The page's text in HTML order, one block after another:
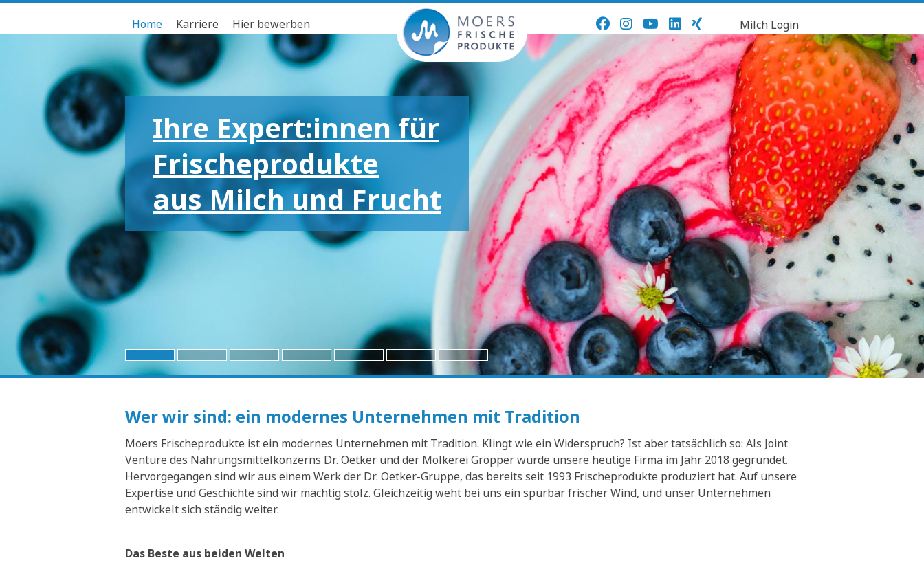
Home Karriere Hier bewerben Milch Login
Ihre Expert:innen für
Frischeprodukte
aus Milch und Frucht
Wer wir sind: ein modernes Unternehmen mit Tradition
Moers Frischeprodukte ist ein modernes Unternehmen mit Tradition. Klingt wie ein Widerspruch? Ist aber tatsächlich so: Als Joint
Venture des Nahrungsmittelkonzerns Dr. Oetker und der Molkerei Gropper wurde unsere heutige Firma im Jahr 2018 gegründet.
Hervorgegangen sind wir aus einem Werk der Dr. Oetker-Gruppe, das bereits seit 1993 Frischeprodukte produziert hat. Auf unsere
Expertise und Geschichte sind wir mächtig stolz. Gleichzeitig weht bei uns ein spürbar frischer Wind, und unser Unternehmen
entwickelt sich ständig weiter.
Das Beste aus beiden Welten